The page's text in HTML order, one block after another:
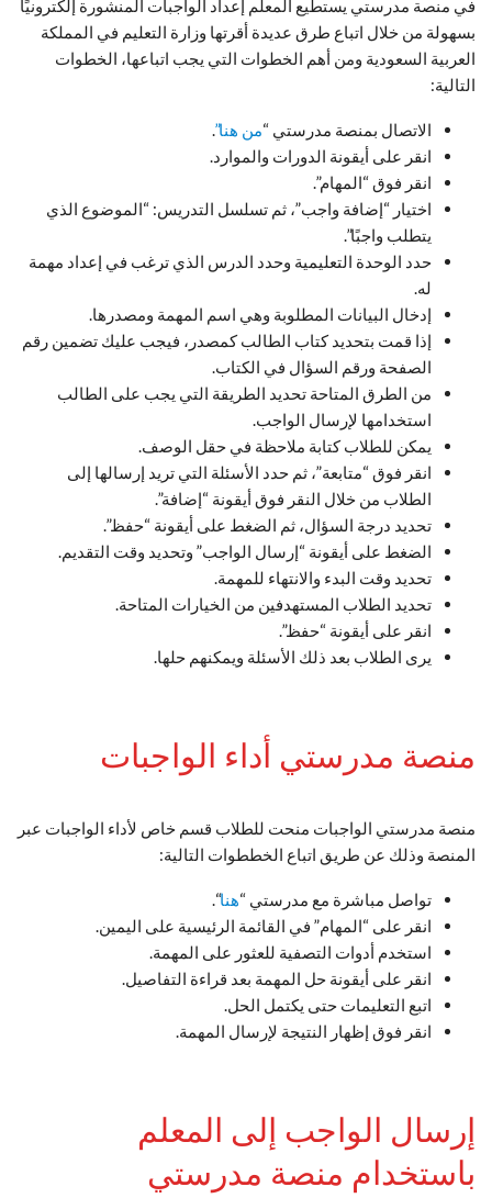
في منصة مدرستي يستطيع المعلم إعداد الواجبات المنشورة إلكترونيًا
بسهولة من خلال اتباع طرق عديدة أقرتها وزارة التعليم في المملكة
العربية السعودية ومن أهم الخطوات التي يجب اتباعها، الخطوات
التالية:
الاتصال بمنصة مدرستي “من هنا”.
انقر على أيقونة الدورات والموارد.
انقر فوق “المهام”.
اختيار “إضافة واجب”، ثم تسلسل التدريس: “الموضوع الذي
يتطلب واجبًا”.
حدد الوحدة التعليمية وحدد الدرس الذي ترغب في إعداد مهمة
له.
إدخال البيانات المطلوبة وهي اسم المهمة ومصدرها.
إذا قمت بتحديد كتاب الطالب كمصدر، فيجب عليك تضمين رقم
الصفحة ورقم السؤال في الكتاب.
من الطرق المتاحة تحديد الطريقة التي يجب على الطالب
استخدامها لإرسال الواجب.
يمكن للطلاب كتابة ملاحظة في حقل الوصف.
انقر فوق “متابعة”، ثم حدد الأسئلة التي تريد إرسالها إلى
الطلاب من خلال النقر فوق أيقونة “إضافة”.
تحديد درجة السؤال، ثم الضغط على أيقونة “حفظ”.
الضغط على أيقونة “إرسال الواجب” وتحديد وقت التقديم.
تحديد وقت البدء والانتهاء للمهمة.
تحديد الطلاب المستهدفين من الخيارات المتاحة.
انقر على أيقونة “حفظ”.
يرى الطلاب بعد ذلك الأسئلة ويمكنهم حلها.
منصة مدرستي أداء الواجبات
منصة مدرستي الواجبات منحت للطلاب قسم خاص لأداء الواجبات عبر
المنصة وذلك عن طريق اتباع الخططوات التالية:
تواصل مباشرة مع مدرستي “هنا“.
انقر على “المهام” في القائمة الرئيسية على اليمين.
استخدم أدوات التصفية للعثور على المهمة.
انقر على أيقونة حل المهمة بعد قراءة التفاصيل.
اتبع التعليمات حتى يكتمل الحل.
انقر فوق إظهار النتيجة لإرسال المهمة.
إرسال الواجب إلى المعلم
باستخدام منصة مدرستي